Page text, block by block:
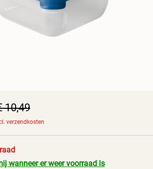
10,49
verzendkosten
wanneer er weer voorraad is